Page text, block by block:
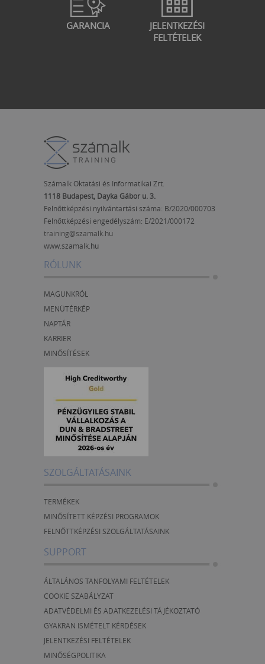
GARANCIA
JELENTKEZÉSI
FELTÉTELEK
Számalk Oktatási és Informatikai Zrt.
1118 Budapest, Dayka Gábor u. 3.
Felnőttképzési nyilvántartási száma: B/2020/000703
Felnőttképzési engedélyszám: E/2021/000172
training@szamalk.hu
www.szamalk.hu
RÓLUNK
MAGUNKRÓL
MENÜTÉRKÉP
NAPTÁR
KARRIER
MINŐSÍTÉSEK
SZOLGÁLTATÁSAINK
TERMÉKEK
MINŐSÍTETT KÉPZÉSI PROGRAMOK
FELNŐTTKÉPZÉSI SZOLGÁLTATÁSAINK
SUPPORT
ÁLTALÁNOS TANFOLYAMI FELTÉTELEK
COOKIE SZABÁLYZAT
ADATVÉDELMI ÉS ADATKEZELÉSI TÁJÉKOZTATÓ
GYAKRAN ISMÉTELT KÉRDÉSEK
JELENTKEZÉSI FELTÉTELEK
MINŐSÉGPOLITIKA